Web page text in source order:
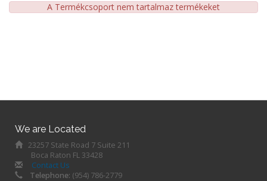
A Termékcsoport nem tartalmaz termékeket
We are Located
23257 State Road 7 Suite 211
Boca Raton FL 33428
Contact Us
Telephone: (954) 786-2779